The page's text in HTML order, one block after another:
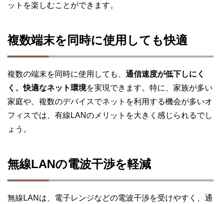
ットを楽しむことができます。
複数端末を同時に使用しても快適
複数の端末を同時に使用しても、 通信速度が低下しにく
く、快適なネット環境を実現できます。特に、家族が多い
家庭や、複数のデバイスでネットを利用する機会が多いオ
フィスでは、有線LANのメリットを大きく感じられるでし
ょう。
無線LANの電波干渉を軽減
無線LANは、電子レンジなどの電波干渉を受けやすく、通